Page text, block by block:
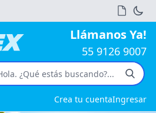
Llámanos Ya!
55 9126 9007
Crea tu cuentaIngresar